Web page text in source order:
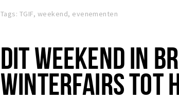
Tags: TGIF, weekend, evenementen
DIT WEEKEND IN
WINTERFAIRS TOT